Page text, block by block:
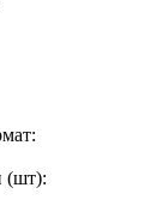
(шт):